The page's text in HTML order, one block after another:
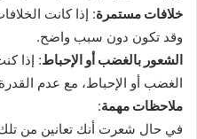
خلافات مستمرة: إذا كانت
وقد تكون دون سبب واضح.
الشعور بالغضب أو الإحباط: إذا
الغضب أو الإحباط، مع عدم
ملاحظات مهمة:
في حال شعرت أنك تعانين من